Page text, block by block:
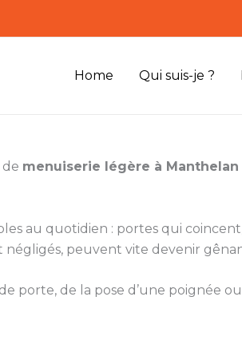
Home Qui suis-je ?
menuiserie légère à Manthelan
au quotidien : portes qui
négligés, peuvent vite devenir
porte, de la pose d’une poignée